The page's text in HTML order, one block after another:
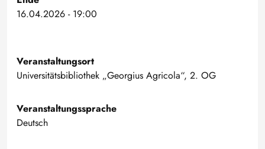
16.04.2026 - 19:00
Veranstaltungsort
Universitätsbibliothek „Georgius Agricola“, 2. OG
Veranstaltungssprache
Deutsch